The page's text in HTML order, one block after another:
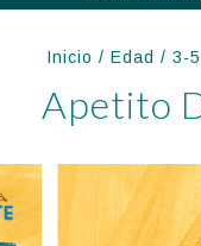
Inicio / Edad / 3-5
Apetito